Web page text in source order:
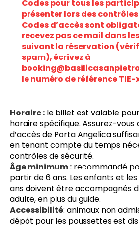
Codes pour tous les
présenter lors des contrôles
Codes d’accès sont
recevez pas ce mail dans
suivant la réservation
spam), écrivez à
le numéro de référence TIE-
Horaire : le billet est valable
horaire spécifique. Assurez-vous
d’accès de Porta Angelica
en tenant compte du temps
contrôles de sécurité.
Âge minimum : recommandé
partir de 6 ans. Les enfants et les
ans doivent être accompagnés
adulte, en plus du guide.
Accessibilité: animaux non
dépôt pour les poussettes est